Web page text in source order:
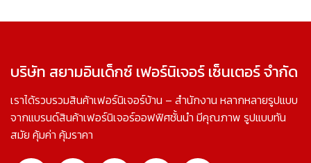
บริษัท สยามอินเด็กซ์ เฟอร์นิเจอร์ เซ็นเตอร์ จำกัด
เราได้รวบรวมสินค้าเฟอร์นิเจอร์บ้าน – สำนักงาน หลากหลายรูปแบบ
จากแบรนด์สินค้าเฟอร์นิเจอร์ออฟฟิศชั้นนำ มีคุณภาพ รูปแบบทัน
สมัย คุ้มค่า คุ้มราคา